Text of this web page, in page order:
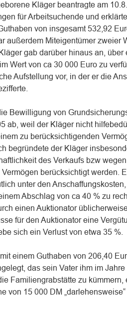
Kläger beantragte am
für Arbeitsuchende und
von insgesamt 532,92
außerdem Miteigentümer zweier
gab darüber hinaus an, über
Wert von ca 30 000 Euro zu
Aufstellung vor, in der er die
Bewilligung von
ab, weil der Kläger nicht
zu berücksichtigenden
begründete der Kläger
des Verkaufs bzw
berücksichtigt werden.
unter den
Abschlag von ca 40 % zu
einen Auktionator
für den Auktionator eine
sich ein Verlust von etwa 35 %.
einem Guthaben von 206,40
das sein Vater ihm im
Familiengrabstätte zu kümmern,
von 15 000 DM